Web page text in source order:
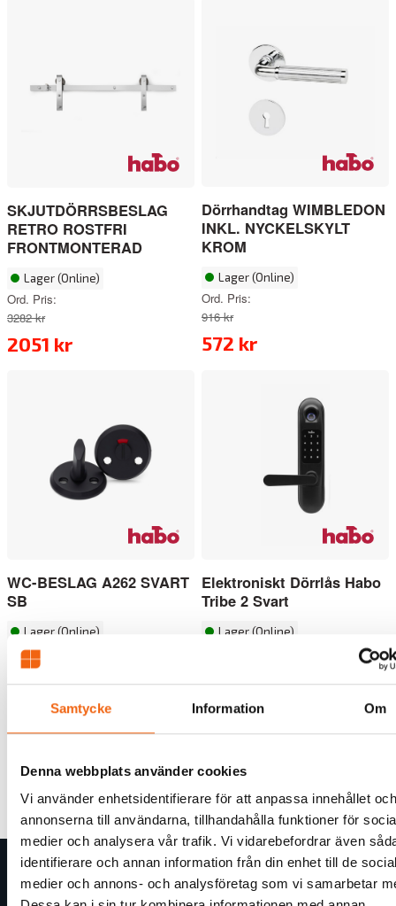
Samtycke Information Om
Denna webbplats använder cookies
Vi använder enhetsidentifierare för att anpassa innehållet och
annonserna till användarna, tillhandahålla funktioner för
medier och analysera vår trafik. Vi vidarebefordrar även
identifierare och annan information från din enhet till de
medier och annons- och analysföretag som vi samarbetar
SKJUTDÖRRSBESLAG
RETRO ROSTFRI
FRONTMONTERAD
Lager (Online)
Ord. Pris:
3282 kr
2051 kr
Dörrhandtag WIMBLEDON
INKL. NYCKELSKYLT
KROM
Lager (Online)
Ord. Pris:
916 kr
572 kr
WC-BESLAG A262 SVART
SB
Lager (Online)
277 kr
Elektroniskt Dörrlås Habo
Tribe 2 Svart
Lager (Online)
5495 kr
Tillbaka
Butiksinformation